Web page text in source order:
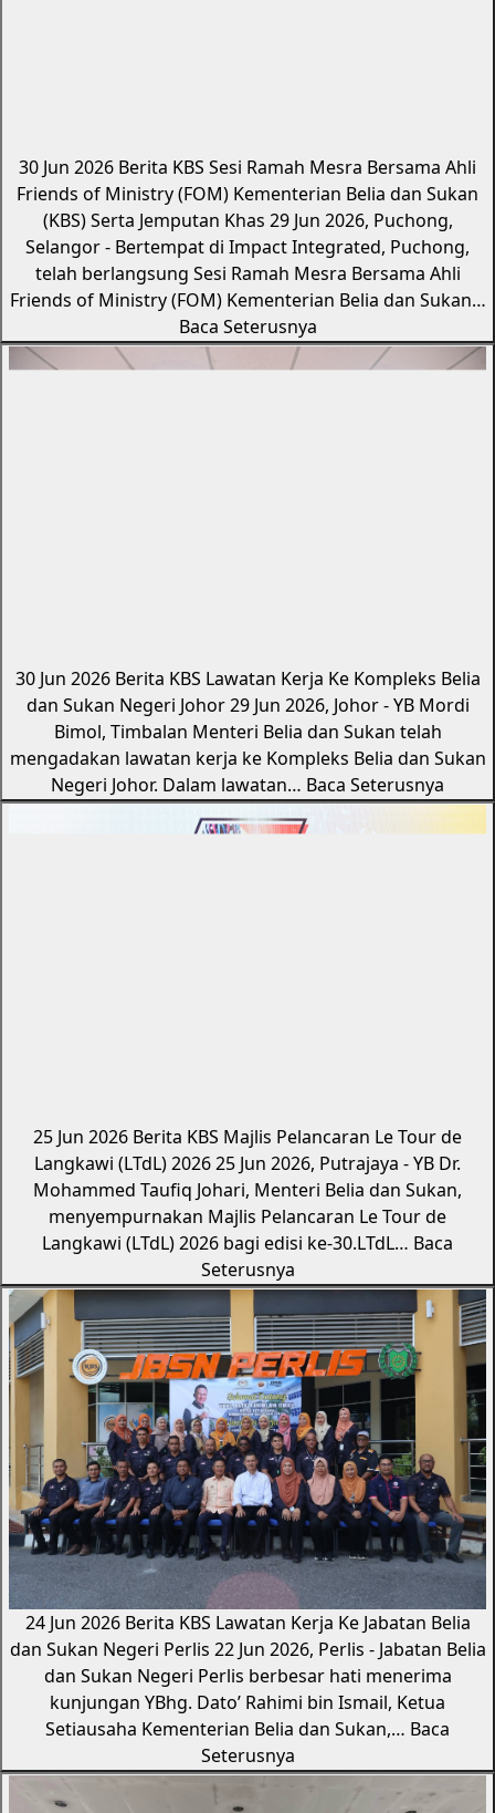
30 Jun 2026 Berita KBS Sesi Ramah Mesra Bersama Ahli
Friends of Ministry (FOM) Kementerian Belia dan Sukan
(KBS) Serta Jemputan Khas 29 Jun 2026, Puchong,
Selangor - Bertempat di Impact Integrated, Puchong,
telah berlangsung Sesi Ramah Mesra Bersama Ahli
Friends of Ministry (FOM) Kementerian Belia dan Sukan…
Baca Seterusnya
30 Jun 2026 Berita KBS Lawatan Kerja Ke Kompleks Belia
dan Sukan Negeri Johor 29 Jun 2026, Johor - YB Mordi
Bimol, Timbalan Menteri Belia dan Sukan telah
mengadakan lawatan kerja ke Kompleks Belia dan Sukan
Negeri Johor. Dalam lawatan… Baca Seterusnya
25 Jun 2026 Berita KBS Majlis Pelancaran Le Tour de
Langkawi (LTdL) 202625 Jun 2026, Putrajaya - YB Dr.
Mohammed Taufiq Johari, Menteri Belia dan Sukan,
menyempurnakan Majlis Pelancaran Le Tour de
Langkawi (LTdL) 2026 bagi edisi ke-30.LTdL… Baca
Seterusnya
24 Jun 2026 Berita KBS Lawatan Kerja Ke Jabatan Belia
dan Sukan Negeri Perlis 22 Jun 2026, Perlis - Jabatan Belia
dan Sukan Negeri Perlis berbesar hati menerima
kunjungan YBhg. Dato’ Rahimi bin Ismail, Ketua
Setiausaha Kementerian Belia dan Sukan,… Baca
Seterusnya